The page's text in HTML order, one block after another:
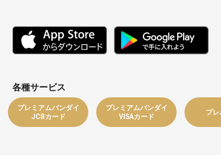
各種サービス
プレミアムバンダイ
JCBカード
プレミアムバンダイ
VISAカード
プ